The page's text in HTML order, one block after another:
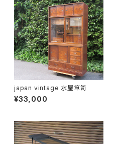
japan vintage 水屋箪笥
¥33,000